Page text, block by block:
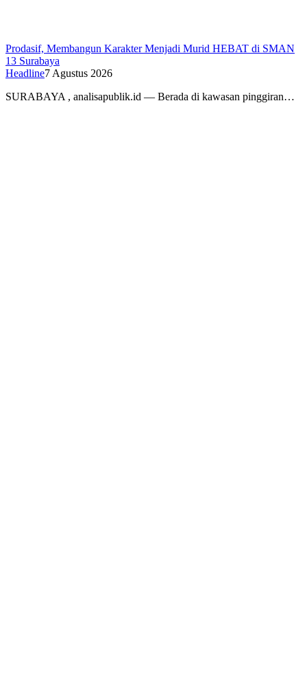
Prodasif, Membangun Karakter Menjadi Murid HEBAT di SMAN
13 Surabaya
Headline7 Agustus 2026
SURABAYA , analisapublik.id — Berada di kawasan pinggiran…